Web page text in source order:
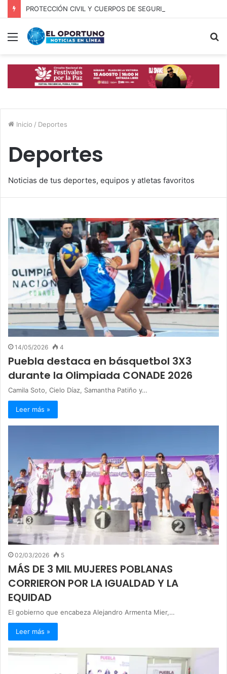
Menú
Inicio / Deportes
Deportes
Noticias de tus deportes, equipos y atletas favoritos
14/05/2026 4
Puebla destaca en básquetbol 3X3
durante la Olimpiada CONADE 2026
Camila Soto, Cielo Díaz, Samantha Patiño y…
Leer más »
02/03/2026 5
MÁS DE 3 MIL MUJERES POBLANAS
CORRIERON POR LA IGUALDAD Y LA
EQUIDAD
El gobierno que encabeza Alejandro Armenta Mier,…
Leer más »